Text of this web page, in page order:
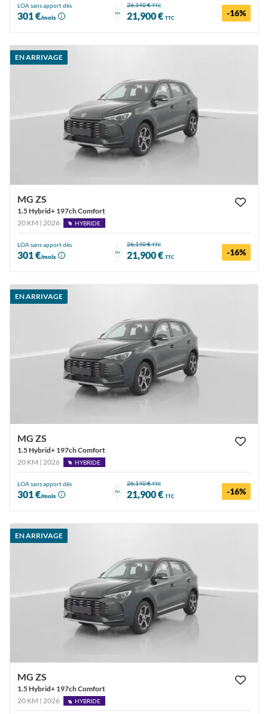
LOA sans apport dès
301 €/mois
ou
26,140 €TTC
21,900 € TTC -16%
EN ARRIVAGE
MG ZS
1.5 Hybrid+ 197ch Comfort
20 KM | 2026
HYBRIDE
LOA sans apport dès
301 €/mois
ou
26,140 €TTC
21,900 € TTC -16%
EN ARRIVAGE
MG ZS
1.5 Hybrid+ 197ch Comfort
20 KM | 2026
HYBRIDE
LOA sans apport dès
301 €/mois
ou
26,140 €TTC
21,900 € TTC -16%
EN ARRIVAGE
MG ZS
1.5 Hybrid+ 197ch Comfort
20 KM | 2026
HYBRIDE